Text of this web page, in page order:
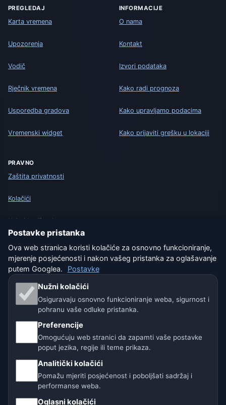
PREGLEDAJ
Karta vremena
Upozorenja
Vodič
Rječnik vremena
Usporedba gradova
Vremenski widget
INFORMACIJE
O nama
Kontakt
Izvori podataka
Kako radi prognoza
Kako upravljamo podacima
Kako prijaviti grešku u lokaciji
PRAVNO
Zaštita privatnosti
Kolačići
Uvjeti korištenja
Isključenje odgovornosti
Pomažemo životinjama
Sitemap
Naše vremenske stranice:
🇨🇿 Češka 🇭🇷 Hrvatska
🇩🇪🇦🇹🇨🇭 Njemačka / Austrija / Švicarska
Postavke pristanka
Ova web stranica koristi kolačiće za osnovno funkcioniranje,
mjerenje posjećenosti i nakon vašeg pristanka za oglašavanje
putem Googlea.
Postavke
Nužni kolačići
Osiguravaju osnovno funkcioniranje weba, sigurnost i
pohranu vaše odluke pristanka.
Preferencije
Omogućuju web stranici da zapamti vaše postavke
poput jezika, regije ili teme prikaza.
Analitički kolačići
Pomažu mjeriti posjećenost i poboljšati sadržaj i
performanse weba.
Oglasni kolačići